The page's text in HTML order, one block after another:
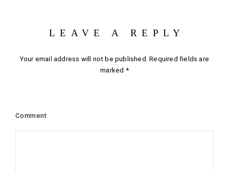
LEAVE A REPLY
Your email address will not be published. Required fields are
marked *
Comment